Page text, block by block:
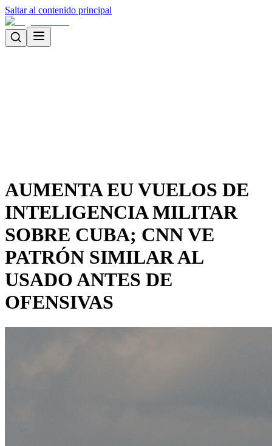
Saltar al contenido principal
AUMENTA EU VUELOS DE
INTELIGENCIA MILITAR
SOBRE CUBA; CNN VE
PATRÓN SIMILAR AL
USADO ANTES DE
OFENSIVAS